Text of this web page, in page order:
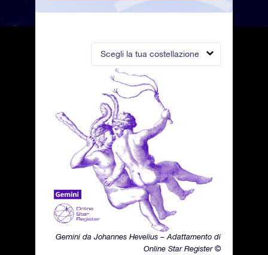
Scegli la tua costellazione
Gemini da Johannes Hevelius – Adattamento di
Online Star Register ©